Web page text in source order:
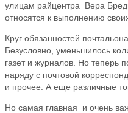
улицам райцентра Вера
относятся к выполнению
Круг обязанностей
Безусловно, уменьшилось
газет и журналов. Но теперь
наряду с почтовой
и прочее. А еще различные
Но самая главная и очень